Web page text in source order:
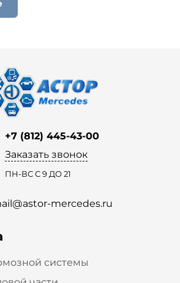
+7 (812) 445-43-00
Заказать звонок
ПН-ВС С 9 ДО 21
mercedes.ru
системы